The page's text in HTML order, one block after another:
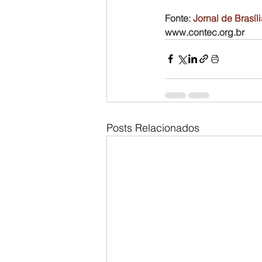
Fonte: Jornal de
www.contec.org.br
Posts Relacionados